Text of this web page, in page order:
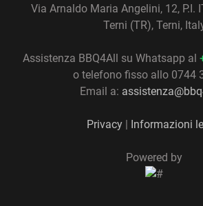
Via Arnaldo Maria Angelini, 12, P.I.
Terni (TR), Terni,
Assistenza BBQ4All su Whatsapp al
o telefono fisso allo 0744
Email a:
Privacy Informazioni
Powered by